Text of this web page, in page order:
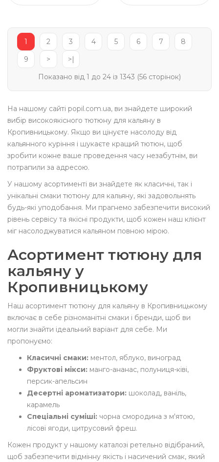
1 2 3 4 5 6 7
8
9
>
>|
Показано від 1 до 24 із 1343 (56 сторінок)
На нашому сайті popil.com.ua, ви знайдете широкий
вибір високоякісного тютюну для кальяну в
Кропивницькому. Якщо ви цінуєте насолоду від
кальянного куріння і шукаєте кращий тютюн, щоб
зробити кожне ваше проведення часу незабутнім, ви
потрапили за адресою.
У нашому асортименті ви знайдете як класичні, так і
унікальні смаки тютюну для кальяну, які задовольнять
будь-які уподобання. Ми прагнемо забезпечити високий
рівень сервісу та якісні продукти, щоб кожен наш клієнт
міг насолоджуватися кальяном повною мірою.
Асортимент тютюну для
кальяну у
Кропивницькому
Наш асортимент тютюну для кальяну в Кропивницькому
включає в себе різноманітні смаки і бренди, щоб ви
могли знайти ідеальний варіант для себе. Ми
пропонуємо:
Класичні смаки: ментол, яблуко, виноград
Фруктові мікси: манго-ананас, полуниця-ківі,
персик-апельсин
Десертні ароматизатори: шоколад, ваніль,
карамель
Спеціальні суміші: чорна смородина з м'ятою,
лісові ягоди, цитрусовий фреш.
Кожен продукт у нашому каталозі ретельно відібраний,
щоб забезпечити відмінну якість і насичений смак, який